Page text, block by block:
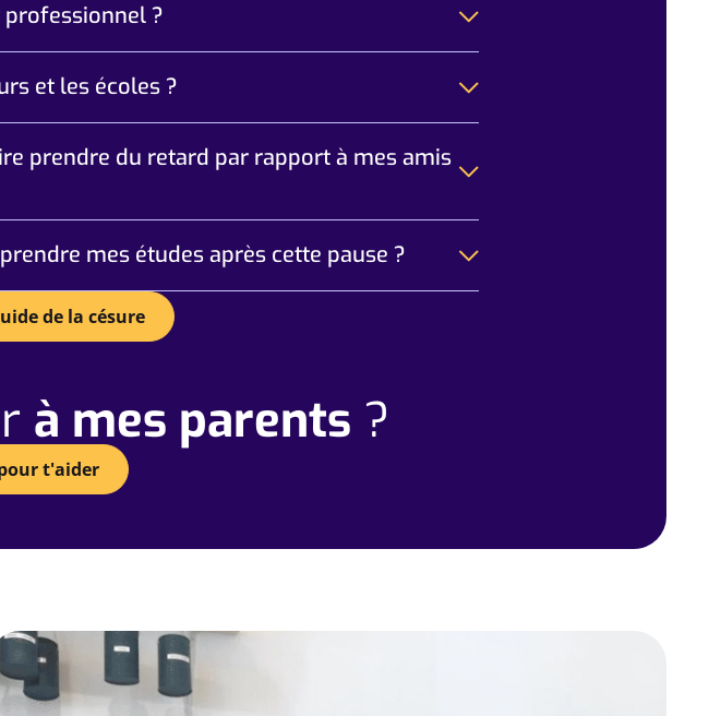
professionnel ?
et les écoles ?
prendre du retard par rapport à mes amis
mes études après cette pause ?
de la césure
à mes parents ?
t'aider